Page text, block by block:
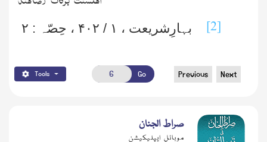
[2] بہارِشریعت ، ۱ / ۴۰۲ ، حِصّہ : ۲
Tools Go Previous Next
صراط الجنان
موبائل ایپلیکیشن